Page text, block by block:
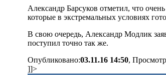
Александр Барсуков отметил, что
которые в экстремальных условиях
В свою очередь, Александр Модлик
поступил точно так же.
Опубликовано:03.11.16 14:50,
]]>